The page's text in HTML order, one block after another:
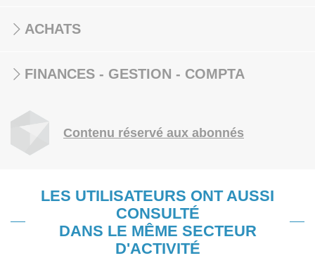
ACHATS
FINANCES - GESTION - COMPTA
Contenu réservé aux abonnés
LES UTILISATEURS ONT AUSSI
CONSULTÉ
DANS LE MÊME SECTEUR
D'ACTIVITÉ